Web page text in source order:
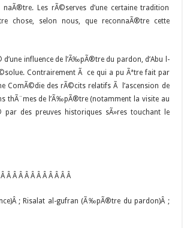
Les rÃ©serves d’une certaine tradition
chose, selon nous, que reconnaÃ®tre cette
influence de l’Ã‰pÃ®tre du pardon, d’Abu l-
Contrairement Ã ce qui a pu Ãªtre fait par
ComÃ©die des rÃ©cits relatifs Ã l’ascension de
thÃ¨mes de l’Ã‰pÃ®tre (notamment la visite au
par des preuves historiques sÃ»res touchant le
Â Â Â Â Â Â Â Â Â Â Â
; Risalat al-gufran (Ã‰pÃ®tre du pardon)Â ;